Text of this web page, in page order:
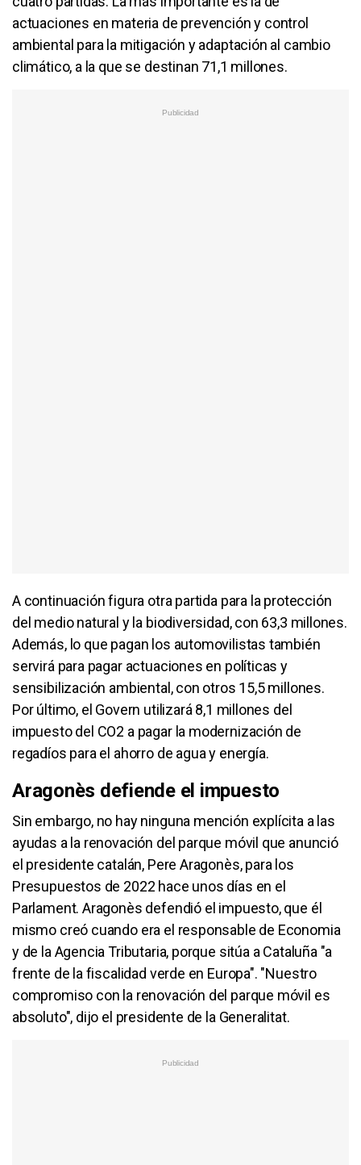
actuaciones en materia de prevención y control
ambiental para la mitigación y adaptación al cambio
climático, a la que se destinan 71,1 millones.
A continuación figura otra partida para la protección
del medio natural y la biodiversidad, con 63,3 millones.
Además, lo que pagan los automovilistas también
servirá para pagar actuaciones en políticas y
sensibilización ambiental, con otros 15,5 millones.
Por último, el Govern utilizará 8,1 millones del
impuesto del CO2 a pagar la modernización de
regadíos para el ahorro de agua y energía.
Aragonès defiende el impuesto
Sin embargo, no hay ninguna mención explícita a las
ayudas a la renovación del parque móvil que anunció
el presidente catalán, Pere Aragonès, para los
Presupuestos de 2022 hace unos días en el
Parlament. Aragonès defendió el impuesto, que él
mismo creó cuando era el responsable de Economia
y de la Agencia Tributaria, porque sitúa a Cataluña "a
frente de la fiscalidad verde en Europa". "Nuestro
compromiso con la renovación del parque móvil es
absoluto", dijo el presidente de la Generalitat.